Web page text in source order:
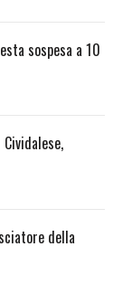
sospesa a 10
della